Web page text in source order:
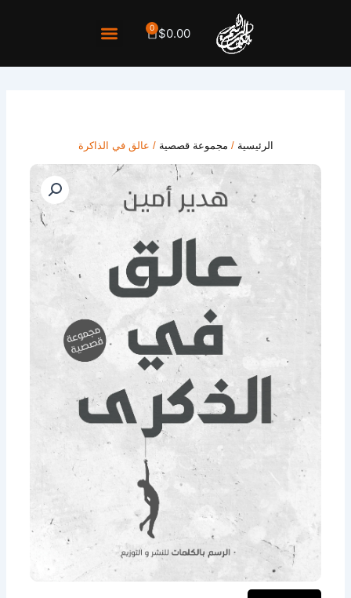
$0.00
0
Cart
الرئيسية / مجموعة قصصية / عالق في الذاكرة